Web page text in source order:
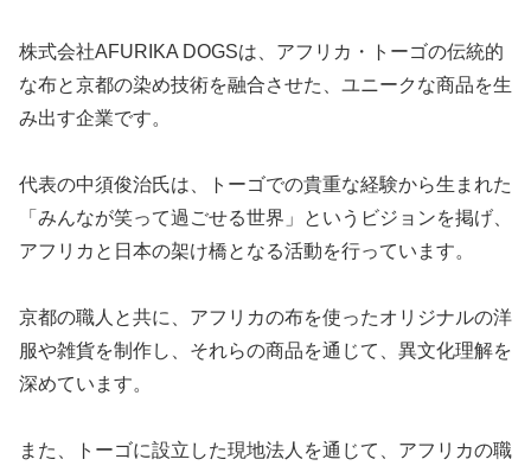
株式会社AFURIKA DOGSは、アフリカ・トーゴの伝統的
な布と京都の染め技術を融合させた、ユニークな商品を生
み出す企業です。
代表の中須俊治氏は、トーゴでの貴重な経験から生まれた
「みんなが笑って過ごせる世界」というビジョンを掲げ、
アフリカと日本の架け橋となる活動を行っています。
京都の職人と共に、アフリカの布を使ったオリジナルの洋
服や雑貨を制作し、それらの商品を通じて、異文化理解を
深めています。
また、トーゴに設立した現地法人を通じて、アフリカの職